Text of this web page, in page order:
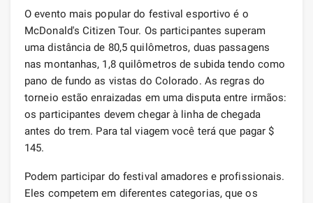
O evento mais popular do festival esportivo é o
McDonald's Citizen Tour. Os participantes superam
uma distância de 80,5 quilômetros, duas passagens
nas montanhas, 1,8 quilômetros de subida tendo como
pano de fundo as vistas do Colorado. As regras do
torneio estão enraizadas em uma disputa entre irmãos:
os participantes devem chegar à linha de chegada
antes do trem. Para tal viagem você terá que pagar $
145.
Podem participar do festival amadores e profissionais.
Eles competem em diferentes categorias, que os